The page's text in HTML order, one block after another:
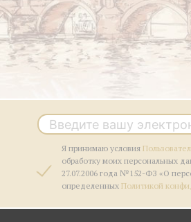
Я принимаю условия
обработку моих персональных
27.07.2006 года №152-ФЗ «О
определенных Политикой